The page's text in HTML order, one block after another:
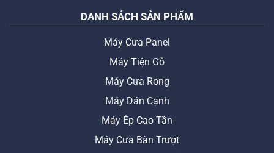
DANH SÁCH SẢN PHẨM
Máy Cưa Panel
Máy Tiện Gỗ
Máy Cưa Rong
Máy Dán Cạnh
Máy Ép Cao Tần
Máy Cưa Bàn Trượt